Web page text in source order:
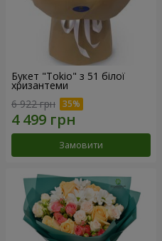
Букет "Tokio" з 51 білої
хризантеми
6 922 грн
Замовити